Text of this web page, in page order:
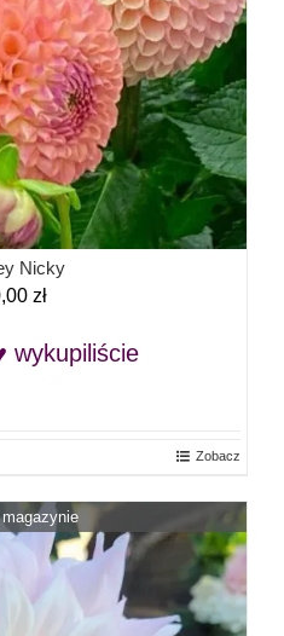
Nicky
zł
wykupiliście
Zobacz